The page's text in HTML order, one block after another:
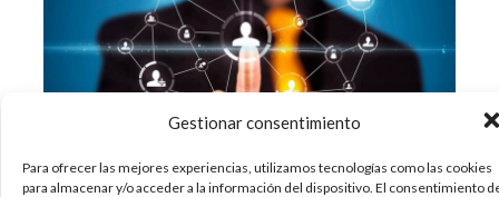
Gestionar consentimiento
Para ofrecer las mejores experiencias, utilizamos tecnologías como las cookies
para almacenar y/o acceder a la información del dispositivo. El consentimiento